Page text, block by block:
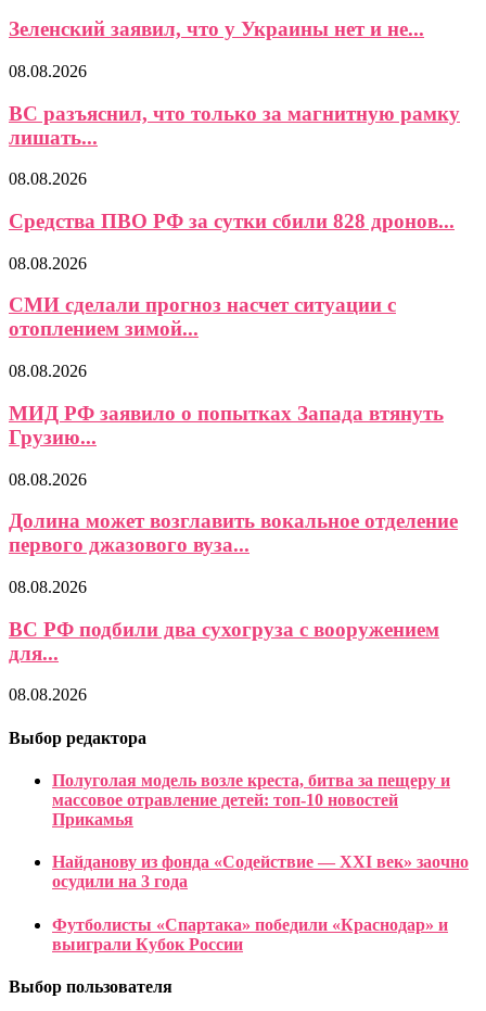
Зеленский заявил, что у Украины нет и не...
08.08.2026
ВС разъяснил, что только за магнитную рамку
лишать...
08.08.2026
Средства ПВО РФ за сутки сбили 828 дронов...
08.08.2026
СМИ сделали прогноз насчет ситуации с
отоплением зимой...
08.08.2026
МИД РФ заявило о попытках Запада втянуть
Грузию...
08.08.2026
Долина может возглавить вокальное отделение
первого джазового вуза...
08.08.2026
ВС РФ подбили два сухогруза с вооружением
для...
08.08.2026
Выбор редактора
Полуголая модель возле креста, битва за пещеру и
массовое отравление детей: топ-10 новостей
Прикамья
Найданову из фонда «Содействие — XXI век» заочно
осудили на 3 года
Футболисты «Спартака» победили «Краснодар» и
выиграли Кубок России
Выбор пользователя